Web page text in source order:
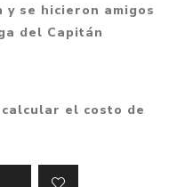
y se hicieron amigos
del Capitán
el costo de